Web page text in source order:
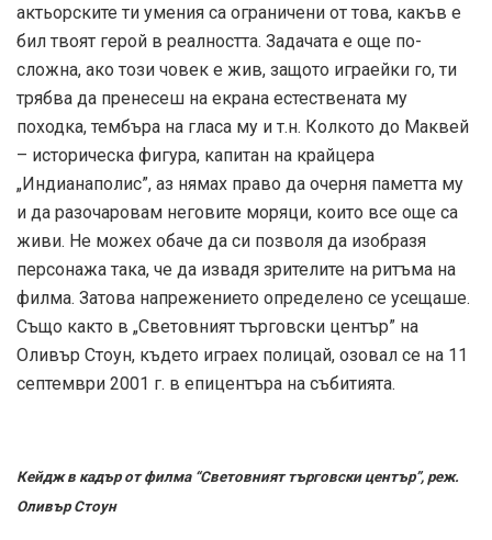
актьорските ти умения са ограничени от това, какъв е
бил твоят герой в реалността. Задачата е още по-
сложна, ако този човек е жив, защото играейки го, ти
трябва да пренесеш на екрана естествената му
походка, тембъра на гласа му и т.н. Колкото до Маквей
– историческа фигура, капитан на крайцера
„Индианаполис”, аз нямах право да очерня паметта му
и да разочаровам неговите моряци, които все още са
живи. Не можех обаче да си позволя да изобразя
персонажа така, че да извадя зрителите на ритъма на
филма. Затова напрежението определено се усещаше.
Също както в „Световният търговски център” на
Оливър Стоун, където играех полицай, озовал се на 11
септември 2001 г. в епицентъра на събитията.
Кейдж в кадър от филма “Световният търговски център”, реж.
Оливър Стоун